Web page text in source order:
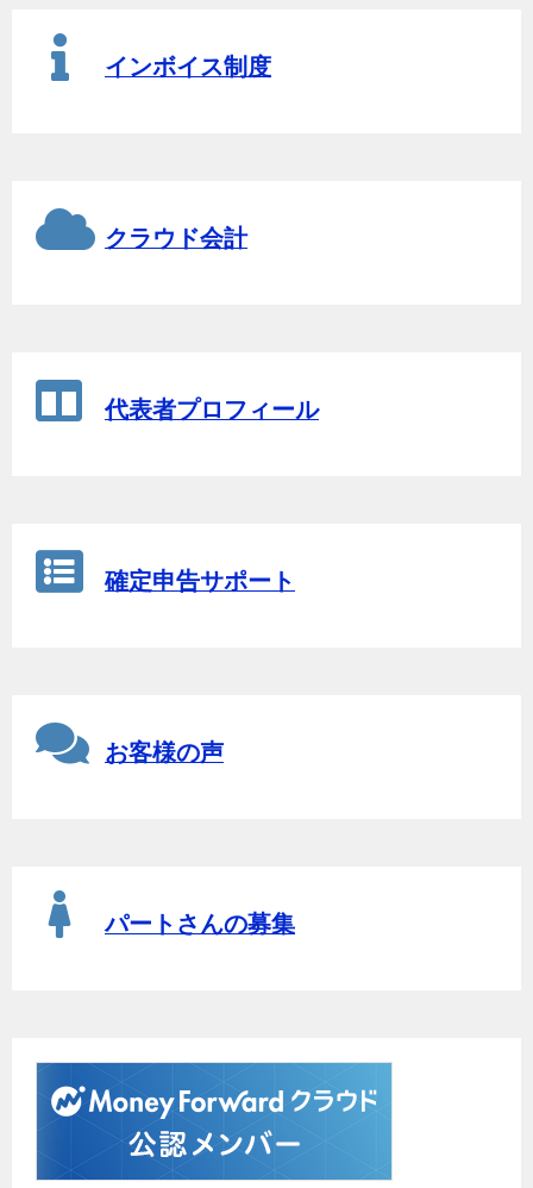
インボイス制度
クラウド会計
代表者プロフィール
確定申告サポート
お客様の声
パートさんの募集